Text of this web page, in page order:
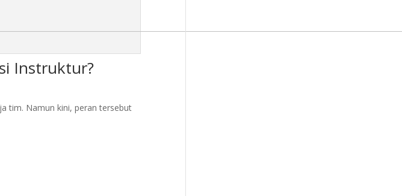
Instruktur?
tim. Namun kini, peran tersebut